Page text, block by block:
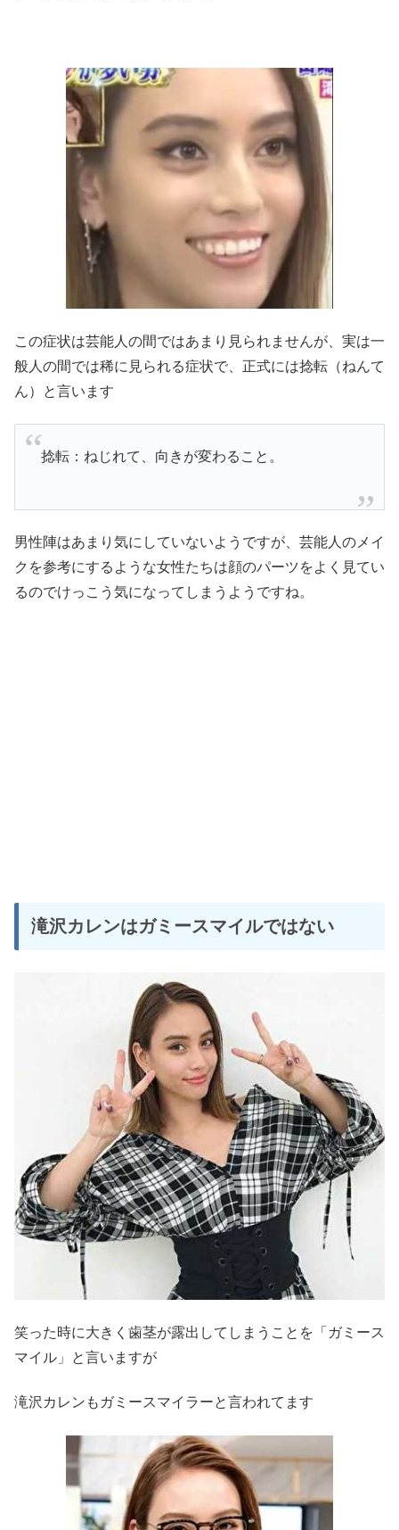
この症状は芸能人の間ではあまり見られませんが、実は一
般人の間では稀に見られる症状で、正式には捻転（ねんて
ん）と言います
捻転：ねじれて、向きが変わること。
男性陣はあまり気にしていないようですが、芸能人のメイ
クを参考にするような女性たちは顔のパーツをよく見てい
るのでけっこう気になってしまうようですね。
滝沢カレンはガミースマイルではない
笑った時に大きく歯茎が露出してしまうことを「ガミース
マイル」と言いますが
滝沢カレンもガミースマイラーと言われてます